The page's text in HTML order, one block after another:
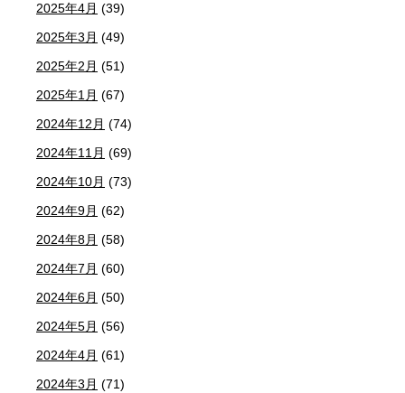
2025年4月 (39)
2025年3月 (49)
2025年2月 (51)
2025年1月 (67)
2024年12月 (74)
2024年11月 (69)
2024年10月 (73)
2024年9月 (62)
2024年8月 (58)
2024年7月 (60)
2024年6月 (50)
2024年5月 (56)
2024年4月 (61)
2024年3月 (71)